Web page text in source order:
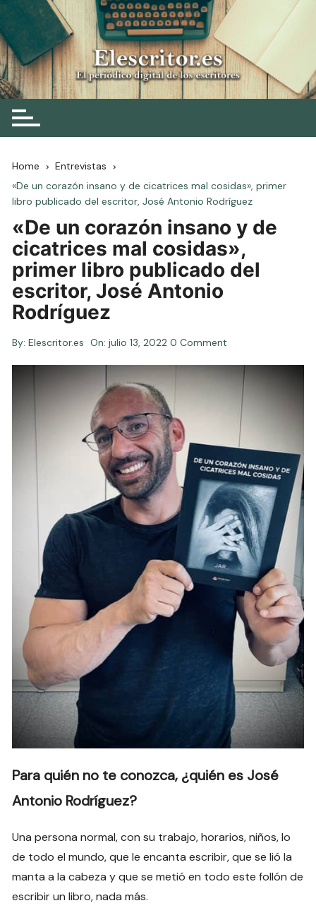
Skip
to
content
Elescritor.es
El periódico digital de los escritores
Home
Entrevistas
«De un corazón insano y de cicatrices mal cosidas», primer
libro publicado del escritor, José Antonio Rodríguez
«De un corazón insano y de
cicatrices mal cosidas»,
primer libro publicado del
escritor, José Antonio
Rodríguez
By: Elescritor.es On:julio 13, 2022 0 Comment
Para quién no te conozca, ¿quién es José
Antonio Rodríguez?
Una persona normal, con su trabajo, horarios, niños, lo
de todo el mundo, que le encanta escribir, que se lió la
manta a la cabeza y que se metió en todo este follón de
escribir un libro, nada más.